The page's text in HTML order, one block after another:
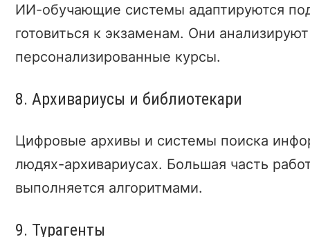
ИИ-обучающие системы адаптируются
готовиться к экзаменам. Они
персонализированные курсы.
8. Архивариусы и библиотекари
Цифровые архивы и системы поиска
людях-архивариусах. Большая часть
выполняется алгоритмами.
9. Турагенты